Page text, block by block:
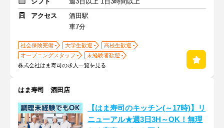
アクセス
酒田駅
車7分
社会保険完備 大学生歓迎
高校生歓迎
オープニングスタッフ
未経験者歓迎
株式会社はま寿司の求人一覧を見る
はま寿司 酒田店
【はま寿司のキッチン(～17時)】リ
ニューアル★週3日3H～OK！無理